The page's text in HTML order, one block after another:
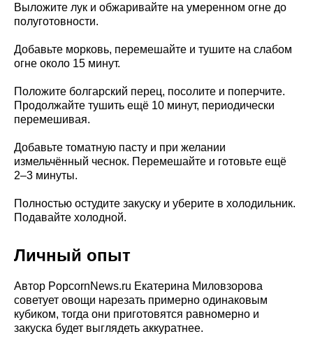
Выложите лук и обжаривайте на умеренном огне до
полуготовности.
Добавьте морковь, перемешайте и тушите на слабом
огне около 15 минут.
Положите болгарский перец, посолите и поперчите.
Продолжайте тушить ещё 10 минут, периодически
перемешивая.
Добавьте томатную пасту и при желании
измельчённый чеснок. Перемешайте и готовьте ещё
2–3 минуты.
Полностью остудите закуску и уберите в холодильник.
Подавайте холодной.
Личный опыт
Автор PopcornNews.ru Екатерина Миловзорова
советует овощи нарезать примерно одинаковым
кубиком, тогда они приготовятся равномерно и
закуска будет выглядеть аккуратнее.